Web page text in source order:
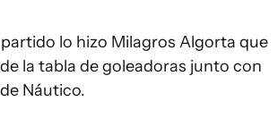
lo hizo Milagros Algorta que
la tabla de goleadoras junto con
Náutico.